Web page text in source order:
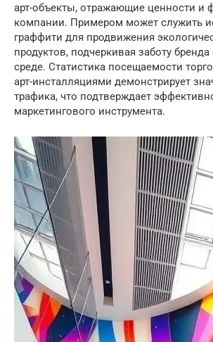
арт-объекты, отражающие ценности
компании. Примером может служить
граффити для продвижения
продуктов, подчеркивая заботу
среде. Статистика посещаемости
арт-инсталляциями демонстрирует
трафика, что подтверждает
маркетингового инструмента.